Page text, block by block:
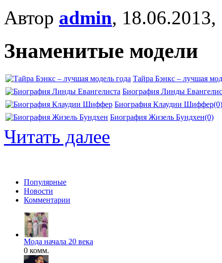
Автор admin,
Знаменитые модели
Тайра Бэнкс – лучшая
Биография Линды
Биография Клаудии Шиффер(0)
Биография Жизель Бундхен(0)
Читать далее
Популярные
Новости
Комментарии
Мода начала 20 века
0 комм.